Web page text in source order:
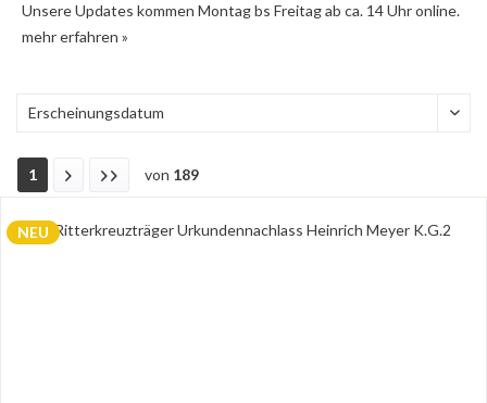
Unsere Updates kommen Montag bs Freitag ab ca. 14 Uhr online.
mehr erfahren »
1 von 189
NEU